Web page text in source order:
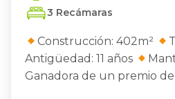
3 Recámaras
Construcción: 402m²
Antigüedad: 11 años
Ganadora de un premio